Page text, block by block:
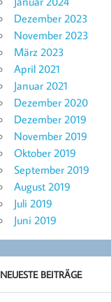
Dezember 2023
November 2023
März 2023
April 2021
Januar 2021
Dezember 2020
Dezember 2019
November 2019
Oktober 2019
September 2019
August 2019
Juli 2019
Juni 2019
NEUESTE BEITRÄGE